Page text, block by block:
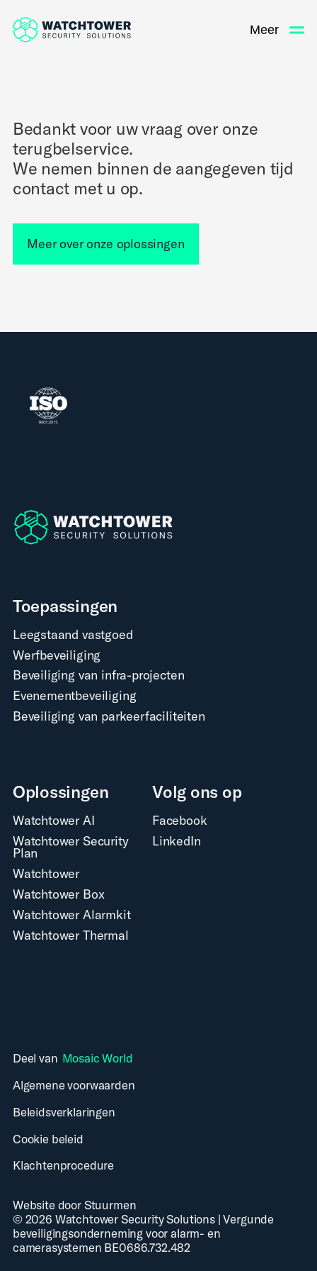
Meer
Bedankt voor uw vraag over onze
terugbelservice.
We nemen binnen de aangegeven tijd
contact met u op.
Meer over onze oplossingen
Toepassingen
Leegstaand vastgoed
Werfbeveiliging
Beveiliging van infra-projecten
Evenementbeveiliging
Beveiliging van parkeerfaciliteiten
Oplossingen
Watchtower AI
Watchtower Security
Plan
Watchtower
Watchtower Box
Watchtower Alarmkit
Watchtower Thermal
Volg ons op
Facebook
LinkedIn
Deel van Mosaic World
Algemene voorwaarden
Beleidsverklaringen
Cookie beleid
Klachtenprocedure
Website door Stuurmen
©2026 Watchtower Security Solutions|Vergunde
beveiligingsonderneming voor alarm- en
camerasystemen BE0686.732.482